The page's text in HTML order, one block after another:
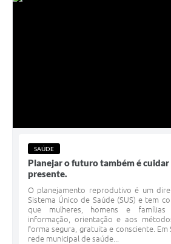
SAÚDE
Planejar o futuro também é cuidar
presente.
O planejamento reprodutivo é um
Sistema Único de Saúde (SUS) e tem
que mulheres, homens e famílias
informação, orientação e aos
forma segura, gratuita e consciente. Em
rede municipal de saúde...